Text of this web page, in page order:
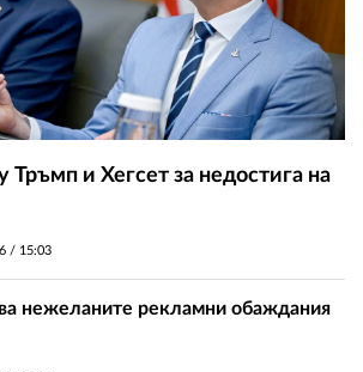
и Хегсет за недостига на
/ 15:03
нежеланите рекламни обаждания